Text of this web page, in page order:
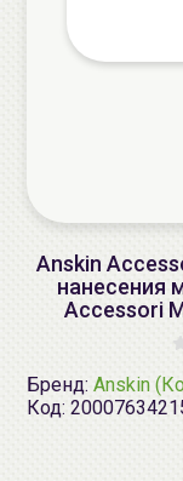
Anskin
нанесения
Accessori
Бренд: Anskin
Код: